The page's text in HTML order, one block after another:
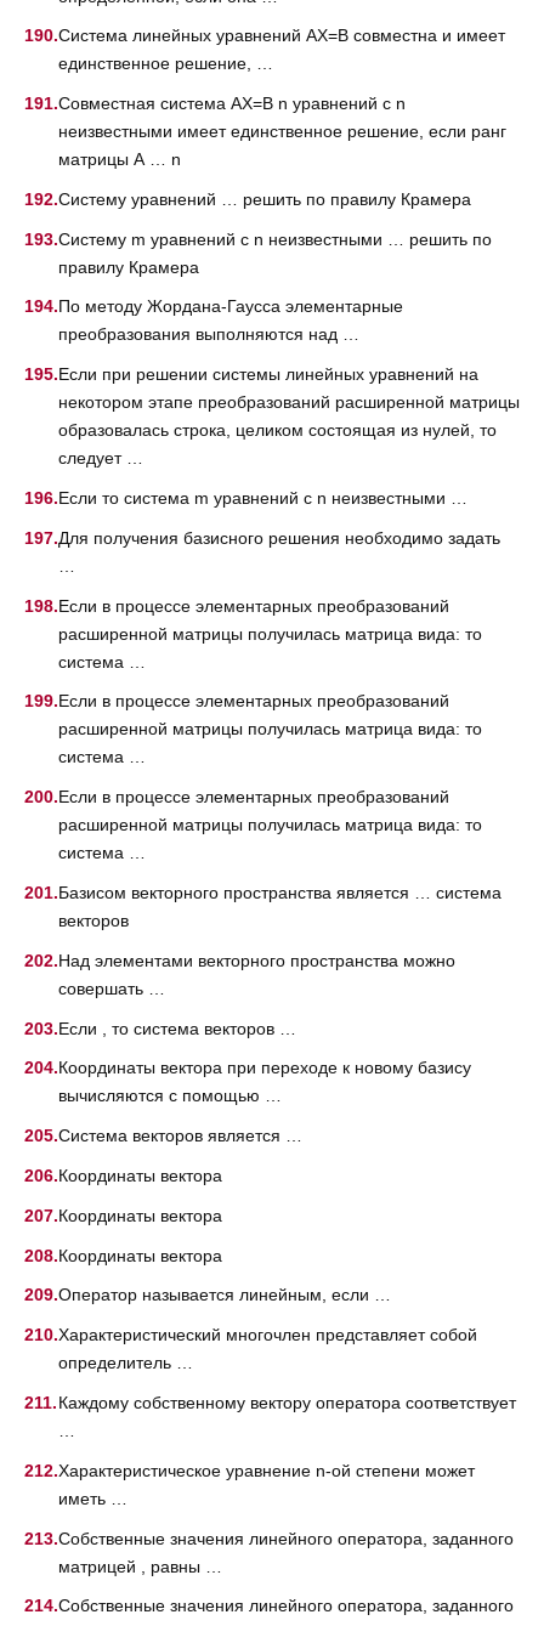
Система линейных уравнений AX=B совместна и имеет
единственное решение, …
Совместная система AX=B n уравнений с n
неизвестными имеет единственное решение, если ранг
матрицы А … n
Систему уравнений … решить по правилу Крамера
Систему m уравнений с n неизвестными … решить по
правилу Крамера
По методу Жордана-Гаусса элементарные
преобразования выполняются над …
Если при решении системы линейных уравнений на
некотором этапе преобразований расширенной матрицы
образовалась строка, целиком состоящая из нулей, то
следует …
Если то система m уравнений с n неизвестными …
Для получения базисного решения необходимо задать
Если в процессе элементарных преобразований
расширенной матрицы получилась матрица вида: то
система …
Если в процессе элементарных преобразований
расширенной матрицы получилась матрица вида: то
система …
Если в процессе элементарных преобразований
расширенной матрицы получилась матрица вида: то
система …
Базисом векторного пространства является … система
векторов
Над элементами векторного пространства можно
совершать …
Если , то система векторов …
Координаты вектора при переходе к новому базису
вычисляются с помощью …
Система векторов является …
Координаты вектора
Координаты вектора
Координаты вектора
Оператор называется линейным, если …
Характеристический многочлен представляет собой
определитель …
Каждому собственному вектору оператора соответствует
Характеристическое уравнение n-ой степени может
иметь …
Собственные значения линейного оператора, заданного
матрицей , равны …
Собственные значения линейного оператора, заданного